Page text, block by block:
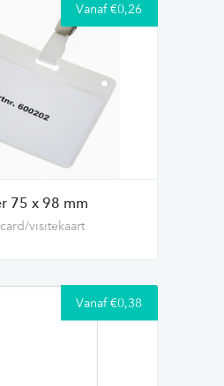
Vanaf €0,26
75 x 98 mm
visitekaart
Vanaf €0,38